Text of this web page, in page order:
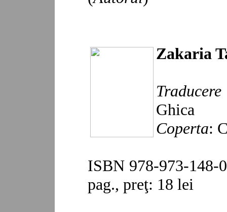
Zakaria
Ghica
Coperta:
ISBN 978-973-148-
pag., preţ: 18 lei